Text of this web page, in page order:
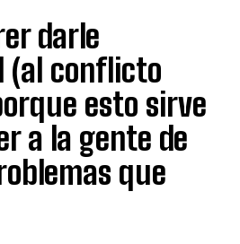
darle
(al conflicto
esto sirve
a la gente de
que